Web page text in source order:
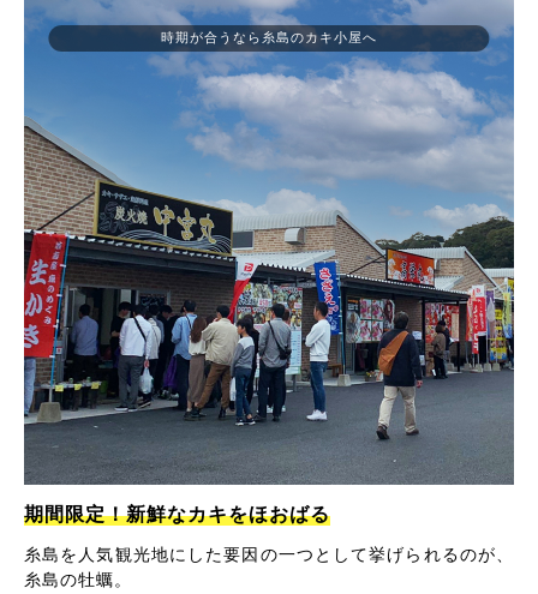
期間限定！新鮮なカキをほおばる
糸島を人気観光地にした要因の一つとして挙げられるのが、
糸島の牡蠣。
時期が合うなら糸島のカキ小屋へ